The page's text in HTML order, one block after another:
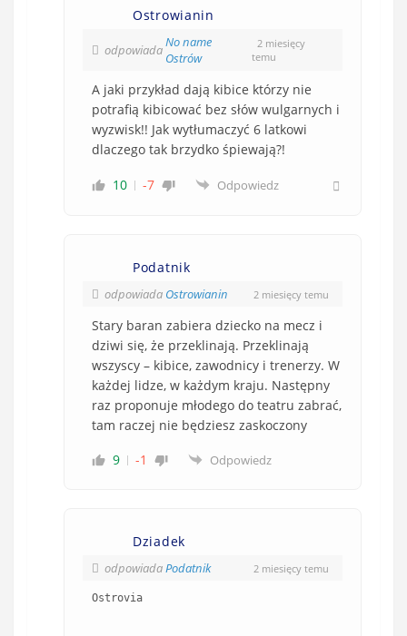
Ostrowianin
odpowiadaNo name
Ostrów
2 miesięcy
temu
A jaki przykład dają kibice którzy nie
potrafią kibicować bez słów wulgarnych i
wyzwisk!! Jak wytłumaczyć 6 latkowi
dlaczego tak brzydko śpiewają?!
10 -7 Odpowiedz
Podatnik
odpowiada Ostrowianin 2 miesięcy temu
Stary baran zabiera dziecko na mecz i
dziwi się, że przeklinają. Przeklinają
wszyscy – kibice, zawodnicy i trenerzy. W
każdej lidze, w każdym kraju. Następny
raz proponuje młodego do teatru zabrać,
tam raczej nie będziesz zaskoczony
9
-1 Odpowiedz
Dziadek
odpowiadaPodatnik 2 miesięcy temu